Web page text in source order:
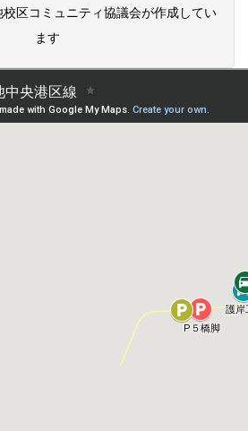
区コミュニティ協議会が作成してい
ます